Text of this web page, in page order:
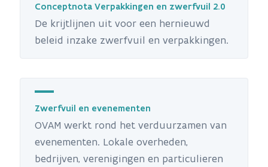
Conceptnota Verpakkingen en zwerfvuil 2.0
De krijtlijnen uit voor een hernieuwd
beleid inzake zwerfvuil en verpakkingen.
Zwerfvuil en evenementen
OVAM werkt rond het verduurzamen van
evenementen. Lokale overheden,
bedrijven, verenigingen en particulieren